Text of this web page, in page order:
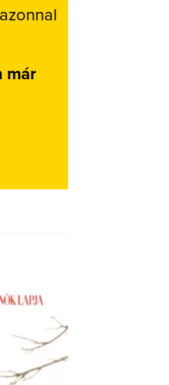
már